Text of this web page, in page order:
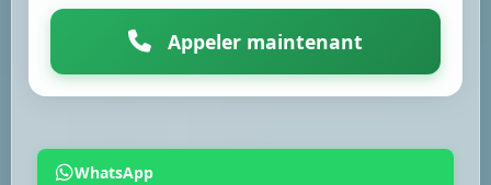
Appeler maintenant
WhatsApp